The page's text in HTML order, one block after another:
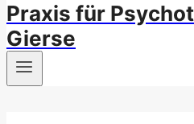
Praxis für
Gierse